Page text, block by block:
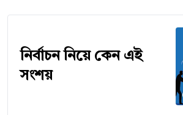
নির্বাচন নিয়ে কেন এই
সংশয়